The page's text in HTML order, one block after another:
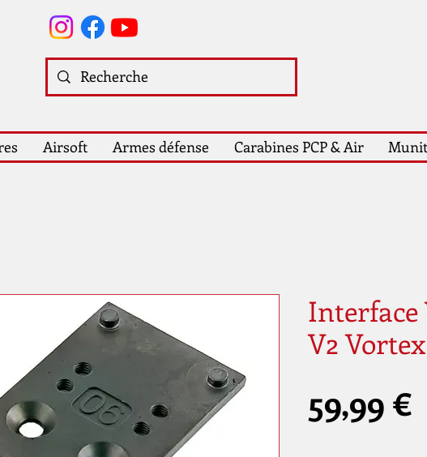
Airsoft Armes défense Carabines PCP & Air
Interface
V2 Vortex
59,99 €